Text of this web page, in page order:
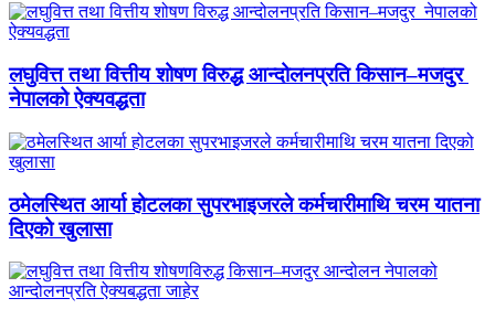
लघुवित्त तथा वित्तीय शोषण विरुद्ध आन्दोलनप्रति किसान–मजदुर
नेपालको ऐक्यवद्धता
ठमेलस्थित आर्या होटलका सुपरभाइजरले कर्मचारीमाथि चरम यातना
दिएको खुलासा